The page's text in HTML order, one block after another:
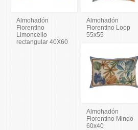
Almohadón
Fiorentino
Limoncello
rectangular 40X60
Almohadón
Fiorentino Loop
55x55
Almohadón
Fiorentino Mindo
60x40